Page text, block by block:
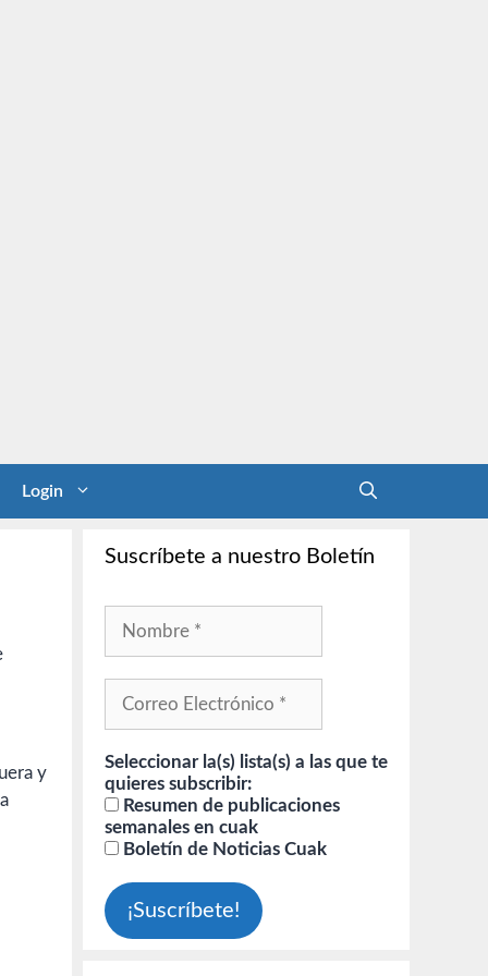
Login
y
Suscríbete a nuestro Boletín
Seleccionar la(s) lista(s) a las que te
quieres subscribir:
Resumen de publicaciones
semanales en cuak
Boletín de Noticias Cuak